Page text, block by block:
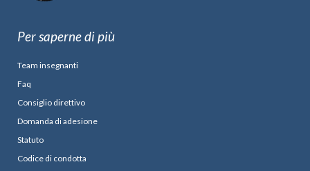
Per saperne di più
Team insegnanti
Faq
Consiglio direttivo
Domanda di adesione
Statuto
Codice di condotta